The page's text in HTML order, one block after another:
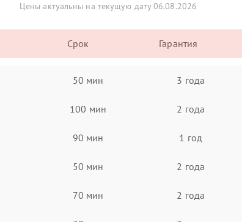
Цены актуальны на текущую дату 06.08.2026
Срок Гарантия
50 мин 3 года
100 мин 2 года
90 мин 1 год
50 мин 2 года
70 мин 2 года